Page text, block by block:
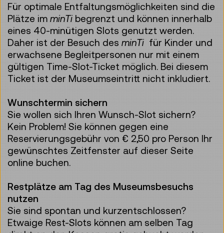
Für optimale Entfaltungsmöglichkeiten sind die
Plätze im minTi begrenzt und können innerhalb
eines 40-minütigen Slots genutzt werden.
Daher ist der Besuch des minTi für Kinder und
erwachsene Begleitpersonen nur mit einem
gültigen Time-Slot-Ticket möglich. Bei diesem
Ticket ist der Museumseintritt nicht inkludiert.
Wunschtermin sichern
Sie wollen sich Ihren Wunsch-Slot sichern?
Kein Problem! Sie können gegen eine
Reservierungsgebühr von € 2,50 pro Person Ihr
gewünschtes Zeitfenster auf dieser Seite
online buchen.
Restplätze am Tag des Museumsbesuchs
nutzen
Sie sind spontan und kurzentschlossen?
Etwaige Rest-Slots können am selben Tag